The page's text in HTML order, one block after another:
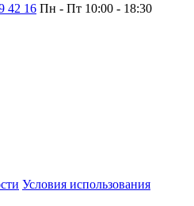
42 16 Пн - Пт 10:00 - 18:30
Условия использования